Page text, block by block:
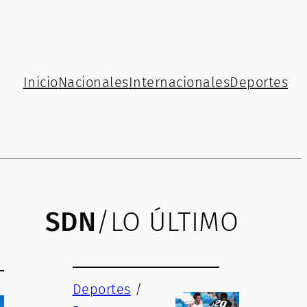
InicioNacionalesInternacionalesDeportes
SDN/LO ÚLTIMO
Deportes /